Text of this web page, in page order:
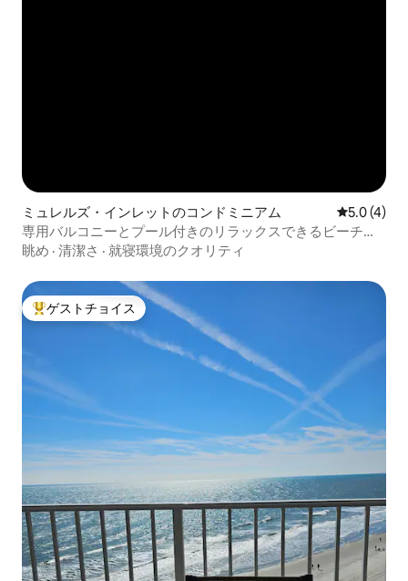
ミュレルズ・インレットのコンドミニアム レビュー4
5.0 (4)
専用バルコニーとプール付きのリラックスできるビーチフ
ロントのコンドミニアム
眺め · 清潔さ · 就寝環境のクオリティ
大好評のゲストチョイスです。
ゲストチョイス